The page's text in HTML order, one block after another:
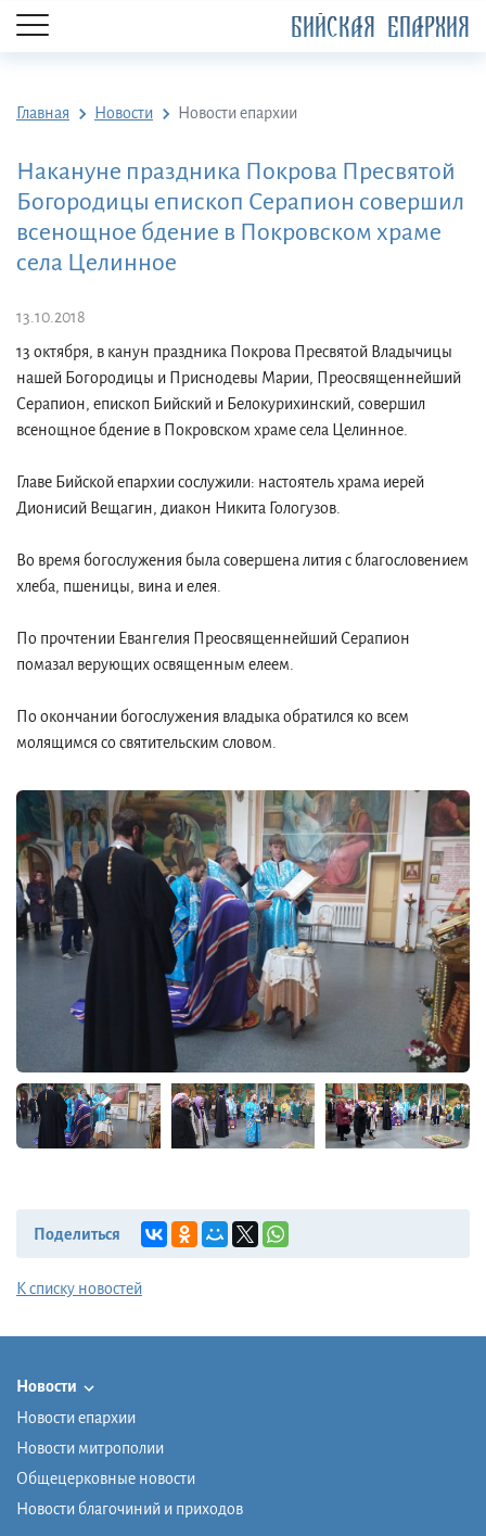
БИЙСКАЯ ЕПАРХИЯ
Главная Новости Новости епархии
Накануне праздника Покрова Пресвятой
Богородицы епископ Серапион совершил
всенощное бдение в Покровском храме
села Целинное
13.10.2018
13 октября, в канун праздника Покрова Пресвятой Владычицы
нашей Богородицы и Приснодевы Марии, Преосвященнейший
Серапион, епископ Бийский и Белокурихинский, совершил
всенощное бдение в Покровском храме села Целинное.
Главе Бийской епархии сослужили: настоятель храма иерей
Дионисий Вещагин, диакон Никита Гологузов.
Во время богослужения была совершена лития с благословением
хлеба, пшеницы, вина и елея.
По прочтении Евангелия Преосвященнейший Серапион
помазал верующих освященным елеем.
По окончании богослужения владыка обратился ко всем
молящимся со святительским словом.
Поделиться
К списку новостей
Новости
Новости епархии
Новости митрополии
Общецерковные новости
Новости благочиний и приходов